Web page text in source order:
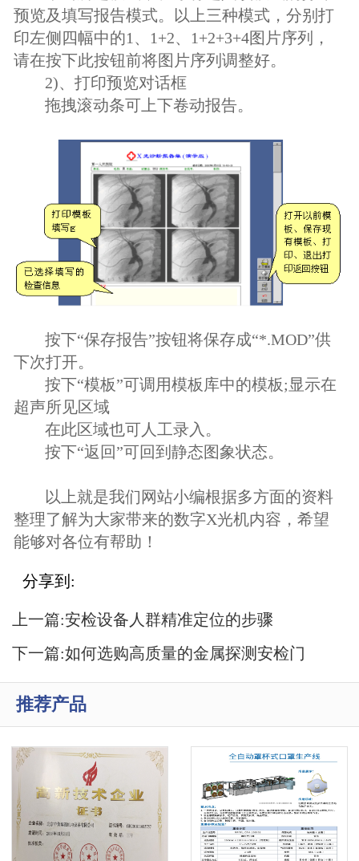
预览及填写报告模式。以上三种模式，分别打
印左侧四幅中的1、1+2、1+2+3+4图片序列，
请在按下此按钮前将图片序列调整好。
2)、打印预览对话框
拖拽滚动条可上下卷动报告。
按下“保存报告”按钮将保存成“*.MOD”供
下次打开。
按下“模板”可调用模板库中的模板;显示在
超声所见区域
在此区域也可人工录入。
按下“返回”可回到静态图象状态。
以上就是我们网站小编根据多方面的资料
整理了解为大家带来的数字X光机内容，希望
能够对各位有帮助！
分享到:
上一篇:安检设备人群精准定位的步骤
下一篇:如何选购高质量的金属探测安检门
推荐产品